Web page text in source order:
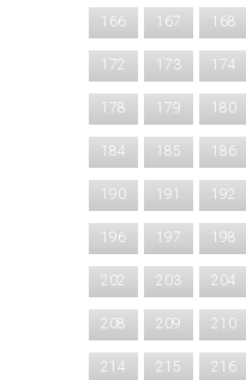
166 167 168
172 173 174
178 179 180
184 185 186
190 191 192
196 197 198
202 203 204
208 209 210
214 215 216